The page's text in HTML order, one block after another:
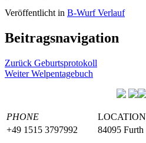
Veröffentlicht in B-Wurf Verlauf
Beitragsnavigation
Zurück Geburtsprotokoll
WeiterWelpentagebuch
PHONE
LOCATION
+49 1515 3797992
84095 Furth